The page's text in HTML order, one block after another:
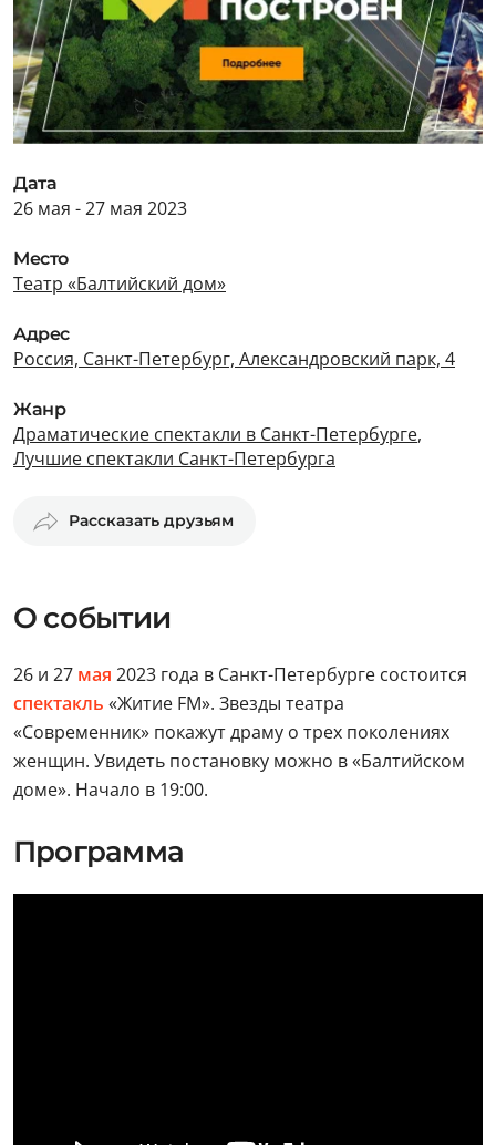
Дата
26 мая - 27 мая 2023
Место
Театр «Балтийский дом»
Адрес
Россия, Санкт-Петербург, Александровский парк, 4
Жанр
Драматические спектакли в Санкт-Петербурге,
Лучшие спектакли Санкт-Петербурга
Рассказать друзьям
О событии
26 и 27 мая 2023 года в Санкт-Петербурге состоится
спектакль «Житие FM». Звезды театра
«Современник» покажут драму о трех поколениях
женщин. Увидеть постановку можно в «Балтийском
доме». Начало в 19:00.
Программа